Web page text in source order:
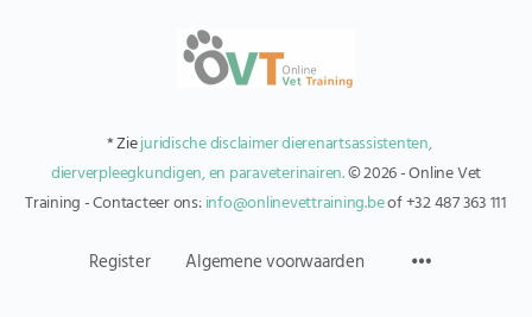
* Ziejuridische disclaimer dierenartsassistenten,
dierverpleegkundigen, en paraveterinairen.© 2026 - Online Vet
Training - Contacteer ons:info@onlinevettraining.beof +32 487 363 111
Register Algemene voorwaarden